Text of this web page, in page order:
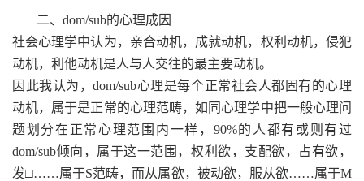
二、dom/sub的心理成因
社会心理学中认为，亲合动机，成就动机，权利动机，侵犯
动机，利他动机是人与人交往的最主要动机。
因此我认为，dom/sub心理是每个正常社会人都固有的心理
动机，属于是正常的心理范畴，如同心理学中把一般心理问
题划分在正常心理范围内一样，90%的人都有或则有过
dom/sub倾向，属于这一范围，权利欲，支配欲，占有欲，
发□……属于S范畴，而从属欲，被动欲，服从欲……属于M